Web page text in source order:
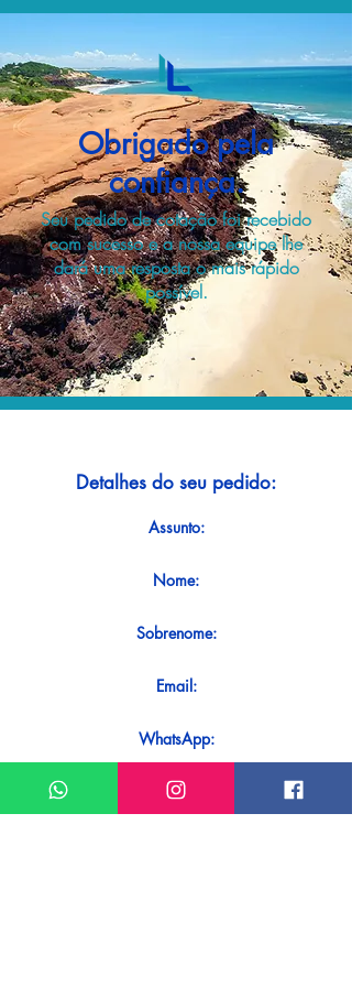
Obrigado pela
confiança.
Seu pedido de cotação foi recebido
com sucesso e a nossa equipe lhe
dará uma resposta o mais rápido
possível.
Detalhes do seu pedido:
Assunto:
Nome:
Sobrenome:
Email:
WhatsApp:
Mensagem: